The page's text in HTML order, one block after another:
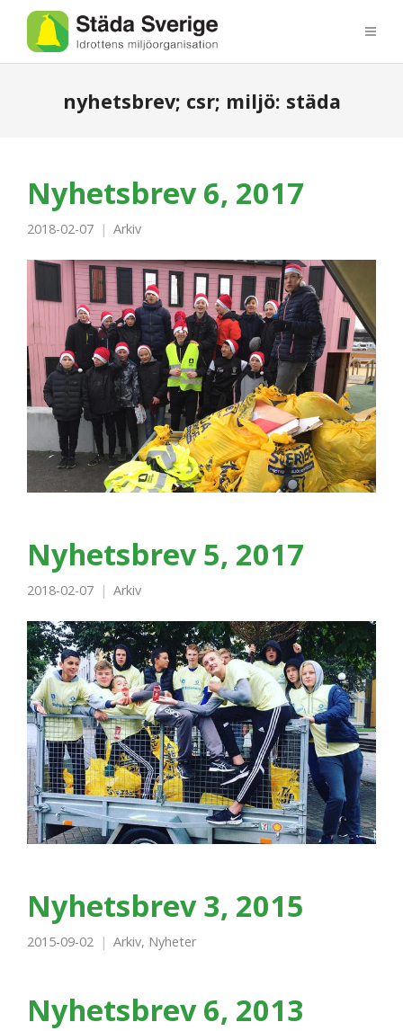
nyhetsbrev; csr; miljö: städa
Nyhetsbrev 6, 2017
2018-02-07 Arkiv
Nyhetsbrev 5, 2017
2018-02-07 Arkiv
Nyhetsbrev 3, 2015
2015-09-02 Arkiv, Nyheter
Nyhetsbrev 6, 2013